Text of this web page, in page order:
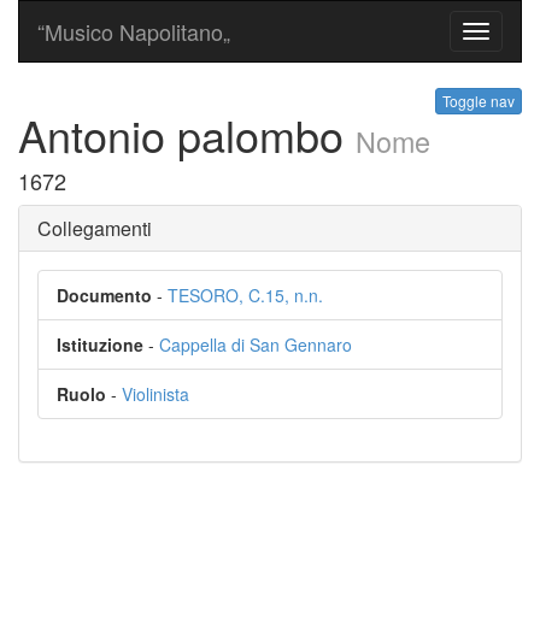
Toggle
“Musico Napolitano„
Toggle nav
Antonio palombo Nome
1672
Collegamenti
Documento - TESORO, C.15, n.n.
Istituzione - Cappella di San Gennaro
Ruolo - Violinista